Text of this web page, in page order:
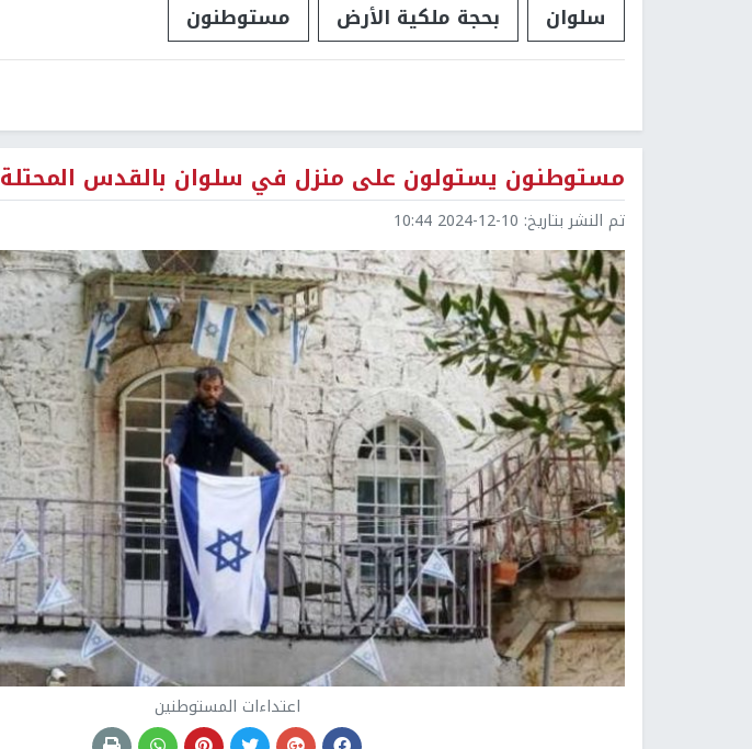
سلوان
بحجة ملكية الأرض مستوطنون
مستوطنون يستولون على منزل في سلوان بالقدس المحتلة
تم النشر بتاريخ: 2024-12-10 10:44
اعتداءات المستوطنين